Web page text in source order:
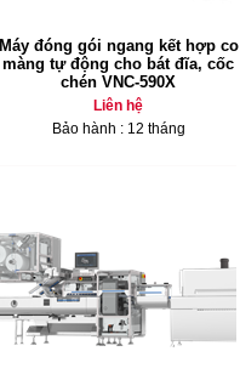
Máy đóng gói ngang kết hợp co
màng tự động cho bát đĩa, cốc
chén VNC-590X
Liên hệ
Bảo hành : 12 tháng